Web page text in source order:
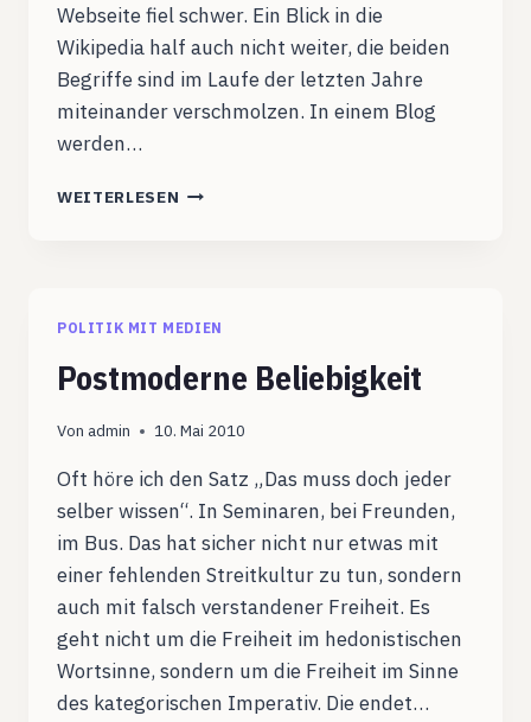
Webseite fiel schwer. Ein Blick in die
Wikipedia half auch nicht weiter, die beiden
Begriffe sind im Laufe der letzten Jahre
miteinander verschmolzen. In einem Blog
werden…
WEITERLESEN BLOGGEN
EIGENE
PLATTFORM
HINAUS
POLITIK MIT MEDIEN
Postmoderne Beliebigkeit
Von admin 10. Mai 2010
Oft höre ich den Satz „Das muss doch jeder
selber wissen“. In Seminaren, bei Freunden,
im Bus. Das hat sicher nicht nur etwas mit
einer fehlenden Streitkultur zu tun, sondern
auch mit falsch verstandener Freiheit. Es
geht nicht um die Freiheit im hedonistischen
Wortsinne, sondern um die Freiheit im Sinne
des kategorischen Imperativ. Die endet…